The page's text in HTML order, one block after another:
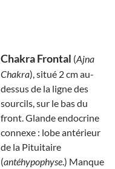
Chakra Frontal (Ajna
Chakra), situé 2 cm au-
dessus de la ligne des
sourcils, sur le bas du
front. Glande endocrine
connexe : lobe antérieur
de la Pituitaire
(antéhypophyse.) Manque